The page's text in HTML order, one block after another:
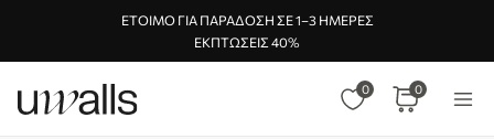
ΈΤΟΙΜΟ ΓΙΑ ΠΑΡΆΔΟΣΗ ΣΕ 1–3 ΗΜΈΡΕΣ
ΕΚΠΤΏΣΕΙΣ 40%
0 0